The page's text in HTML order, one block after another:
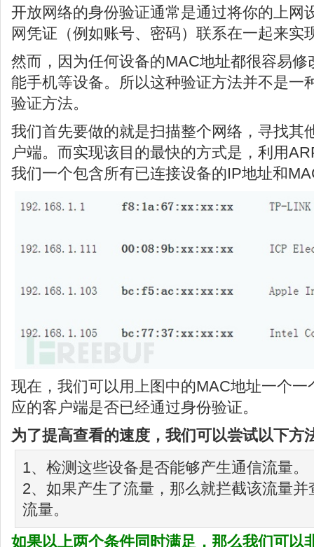
开放网络的身份验证通常是通过将你的上网
网凭证（例如账号、密码）联系在一起来实
然而，因为任何设备的MAC地址都很容易
能手机等设备。所以这种验证方法并不是一
验证方法。
我们首先要做的就是扫描整个网络，寻找其
户端。而实现该目的最快的方式是，利用
我们一个包含所有已连接设备的IP地址和
现在，我们可以用上图中的MAC地址一个
应的客户端是否已经通过身份验证。
为了提高查看的速度，我们可以尝试以下方
1、检测这些设备是否能够产生通信流量。
2、如果产生了流量，那么就拦截该流量
流量。
如果以上两个条件同时满足，那么我们可以